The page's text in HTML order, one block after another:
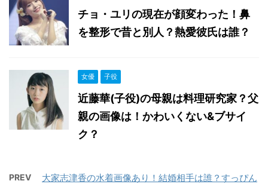
チョ・ユリの現在が顔変わった！鼻
を整形で昔と別人？熱愛彼氏は誰？
女優 子役
近藤華(子役)の母親は料理研究家？父
親の画像は！かわいくない&ブサイ
ク？
PREV
大家志津香の水着画像あり！結婚相手は誰？すっぴん